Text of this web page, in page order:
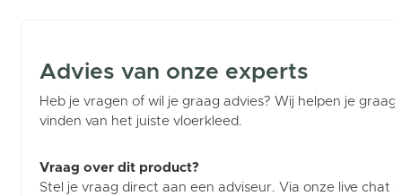
Advies van onze experts
Heb je vragen of wil je graag advies? Wij helpen je graag
vinden van het juiste vloerkleed.
Vraag over dit product?
Stel je vraag direct aan een adviseur. Via onze live chat